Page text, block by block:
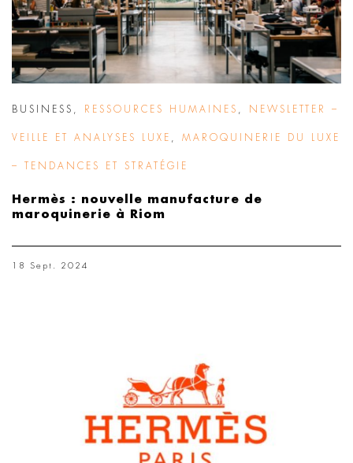
BUSINESS RESSOURCES HUMAINES NEWSLETTER –
VEILLE ET ANALYSES LUXE MAROQUINERIE DU LUXE
– TENDANCES ET STRATÉGIE
Hermès : nouvelle manufacture de
maroquinerie à Riom
18 Sept. 2024